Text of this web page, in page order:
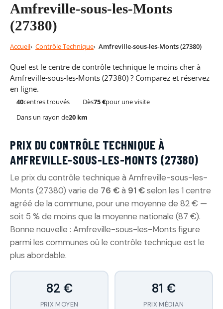
Amfreville-sous-les-Monts
(27380)
Accueil Contrôle Technique Amfreville-sous-les-Monts (27380)
Quel est le centre de contrôle technique le moins cher à
Amfreville-sous-les-Monts (27380) ? Comparez et réservez
en ligne.
40centres trouvés Dès75 €pour une visite
Dans un rayon de20 km
PRIX DU CONTRÔLE TECHNIQUE À
AMFREVILLE-SOUS-LES-MONTS (27380)
Le prix du contrôle technique à Amfreville-sous-les-
Monts (27380) varie de 76 €à 91 €selon les 1 centre
agréé de la commune, pour une moyenne de 82 € —
soit 5 % de moins que la moyenne nationale (87 €).
Bonne nouvelle : Amfreville-sous-les-Monts figure
parmi les communes où le contrôle technique est le
plus abordable.
82 €
PRIX MOYEN
81 €
PRIX MÉDIAN